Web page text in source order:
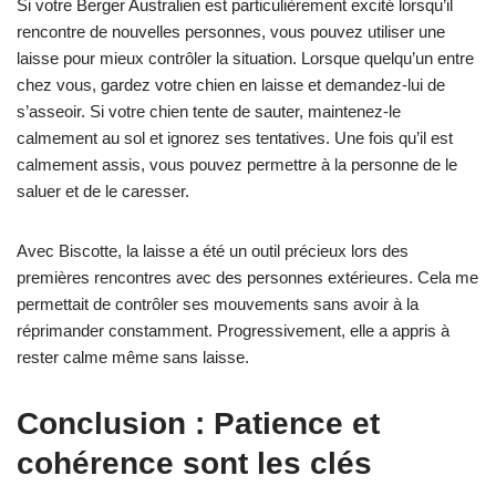
Si votre Berger Australien est particulièrement excité lorsqu’il
rencontre de nouvelles personnes, vous pouvez utiliser une
laisse pour mieux contrôler la situation. Lorsque quelqu’un entre
chez vous, gardez votre chien en laisse et demandez-lui de
s’asseoir. Si votre chien tente de sauter, maintenez-le
calmement au sol et ignorez ses tentatives. Une fois qu’il est
calmement assis, vous pouvez permettre à la personne de le
saluer et de le caresser.
Avec Biscotte, la laisse a été un outil précieux lors des
premières rencontres avec des personnes extérieures. Cela me
permettait de contrôler ses mouvements sans avoir à la
réprimander constamment. Progressivement, elle a appris à
rester calme même sans laisse.
Conclusion : Patience et
cohérence sont les clés